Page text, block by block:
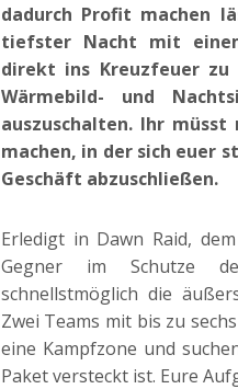
dadurch Profit machen
tiefster Nacht mit
direkt ins Kreuzfeuer
Wärmebild- und
auszuschalten. Ihr
machen, in der sich euer
Geschäft abzuschließen.
Erledigt in Dawn Raid,
Gegner im Schutze
schnellstmöglich die
Zwei Teams mit bis zu
eine Kampfzone und
Paket versteckt ist. Eure